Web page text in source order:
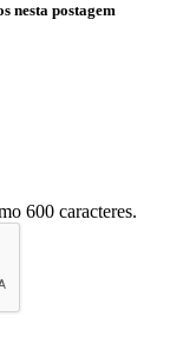
nesta postagem
600 caracteres.